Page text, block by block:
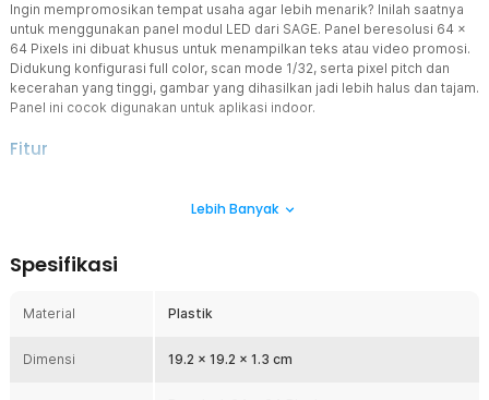
Ingin mempromosikan tempat usaha agar lebih menarik? Inilah saatnya
untuk menggunakan panel modul LED dari SAGE. Panel beresolusi 64 x
64 Pixels ini dibuat khusus untuk menampilkan teks atau video promosi.
Didukung konfigurasi full color, scan mode 1/32, serta pixel pitch dan
kecerahan yang tinggi, gambar yang dihasilkan jadi lebih halus dan tajam.
Panel ini cocok digunakan untuk aplikasi indoor.
Fitur
Agar dapat menampilkan gambar, teks berjalan, serta video yang
Ini merupakan ukuran standar yang banyak digunakan untuk
Tampilkan Berbagai Warna
untuk menampilkan berbagai warna. Hal ini berkat dukungan cahaya
Lebih Banyak
Spesifikasi
Material Plastik
Dimensi 19.2 x 19.2 x 1.3 cm